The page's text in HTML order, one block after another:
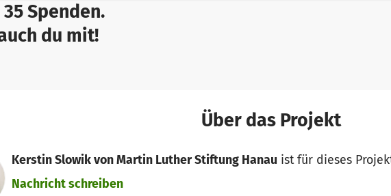
Spenden.
du mit!
Über das Projekt
Kerstin Slowik von Martin Luther Stiftung Hanau ist für dieses
Nachricht schreiben